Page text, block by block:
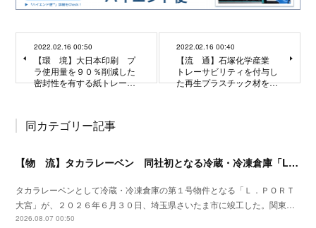
2022.02.16 00:50
【環 境】大日本印刷 プ
ラ使用量を９０％削減した
密封性を有する紙トレー…
2022.02.16 00:40
【流 通】石塚化学産業
トレーサビリティを付与し
た再生プラスチック材を…
同カテゴリー記事
【物 流】タカラレーベン 同社初となる冷蔵・冷凍倉庫「L.PORT大宮」竣工
タカラレーベンとして冷蔵・冷凍倉庫の第１号物件となる「Ｌ．ＰＯＲＴ
大宮」が、２０２６年６月３０日、埼玉県さいたま市に竣工した。関東…
2026.08.07 00:50